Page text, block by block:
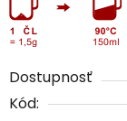
Dostupnosť
Kód: